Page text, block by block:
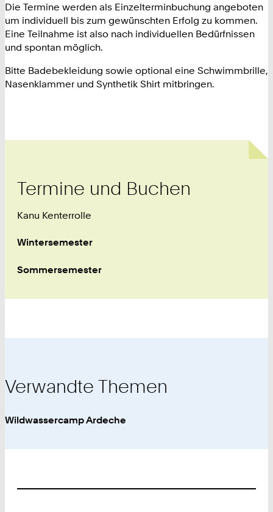
Die Termine werden als Einzelterminbuchung angeboten
um individuell bis zum gewünschten Erfolg zu kommen.
Eine Teilnahme ist also nach individuellen Bedürfnissen
und spontan möglich.
Bitte Badebekleidung sowie optional eine Schwimmbrille,
Nasenklammer und Synthetik Shirt mitbringen.
Termine und Buchen
Kanu Kenterrolle
Wintersemester
Sommersemester
Verwandte Themen
Wildwassercamp Ardeche